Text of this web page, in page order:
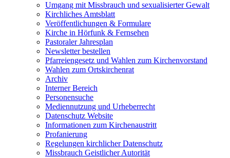
Umgang mit Missbrauch und sexualisierter Gewalt
Kirchliches Amtsblatt
Veröffentlichungen & Formulare
Kirche in Hörfunk & Fernsehen
Pastoraler Jahresplan
Newsletter bestellen
Pfarreiengesetz und Wahlen zum Kirchenvorstand
Wahlen zum Ortskirchenrat
Archiv
Interner Bereich
Personensuche
Mediennutzung und Urheberrecht
Datenschutz Website
Informationen zum Kirchenaustritt
Profanierung
Regelungen kirchlicher Datenschutz
Missbrauch Geistlicher Autorität